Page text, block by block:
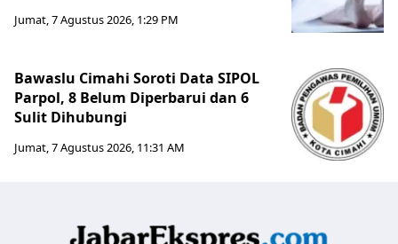
Jumat, 7 Agustus 2026, 1:29 PM
Bawaslu Cimahi Soroti Data SIPOL
Parpol, 8 Belum Diperbarui dan 6
Sulit Dihubungi
Jumat, 7 Agustus 2026, 11:31 AM